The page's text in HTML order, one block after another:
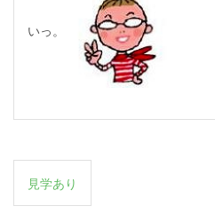
いっ。
投
稿
見学あり